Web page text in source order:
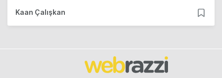
Kaan Çalışkan